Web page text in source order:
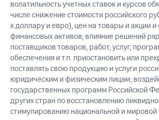
волатильность учетных ставок и курсов
числе снижение стоимости российского
к доллару и евро), цен на товары и акции и
финансовых активов; влияние решений
поставщиков товаров, работ, услуг,
обеспечения и т.п. приостановить или
поставлять свою продукцию и услуги
юридическим и физическим лицам;
государственных программ Российской
других стран по восстановлению
стимулированию национальной и